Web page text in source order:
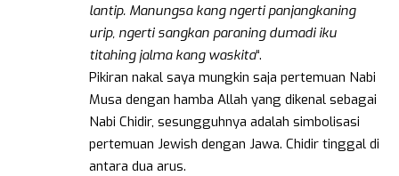
lantip. Manungsa kang ngerti panjangkaning
urip, ngerti sangkan paraning dumadi iku
titahing jalma kang waskita“.
Pikiran nakal saya mungkin saja pertemuan Nabi
Musa dengan hamba Allah yang dikenal sebagai
Nabi Chidir, sesungguhnya adalah simbolisasi
pertemuan Jewish dengan Jawa. Chidir tinggal di
antara dua arus.